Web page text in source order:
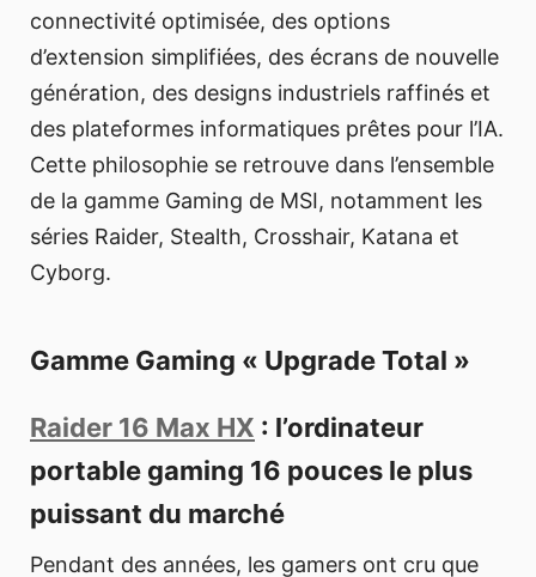
connectivité optimisée, des options
d’extension simplifiées, des écrans de nouvelle
génération, des designs industriels raffinés et
des plateformes informatiques prêtes pour l’IA.
Cette philosophie se retrouve dans l’ensemble
de la gamme Gaming de MSI, notamment les
séries Raider, Stealth, Crosshair, Katana et
Cyborg.
Gamme Gaming « Upgrade Total »
Raider 16 Max HX : l’ordinateur
portable gaming 16 pouces le plus
puissant du marché
Pendant des années, les gamers ont cru que